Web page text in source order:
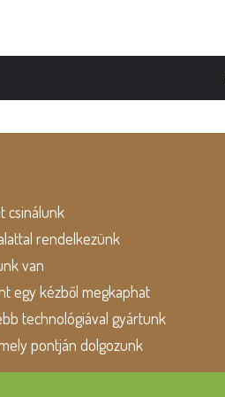
csinálunk
rendelkezünk
van
egy kézből megkaphat
technológiával gyártunk
pontján dolgozunk